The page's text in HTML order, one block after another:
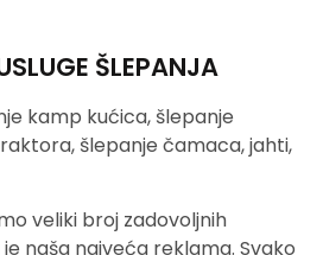
ŠLEPANJA
kamp kućica, šlepanje
šlepanje čamaca, jahti,
veliki broj zadovoljnih
naša najveća reklama. Svako